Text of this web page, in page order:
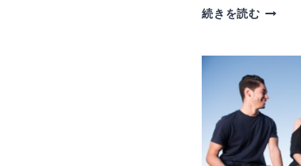
ー
は？
続きを読む韓
ソ
ウ
ル
で
ア
ー
ト